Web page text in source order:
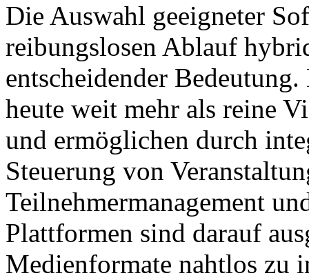
Die Auswahl geeigneter
reibungslosen Ablauf
entscheidender
heute weit mehr als reine
und ermöglichen durch
Steuerung von
Teilnehmermanagement
Plattformen sind darauf
Medienformate nahtlos zu